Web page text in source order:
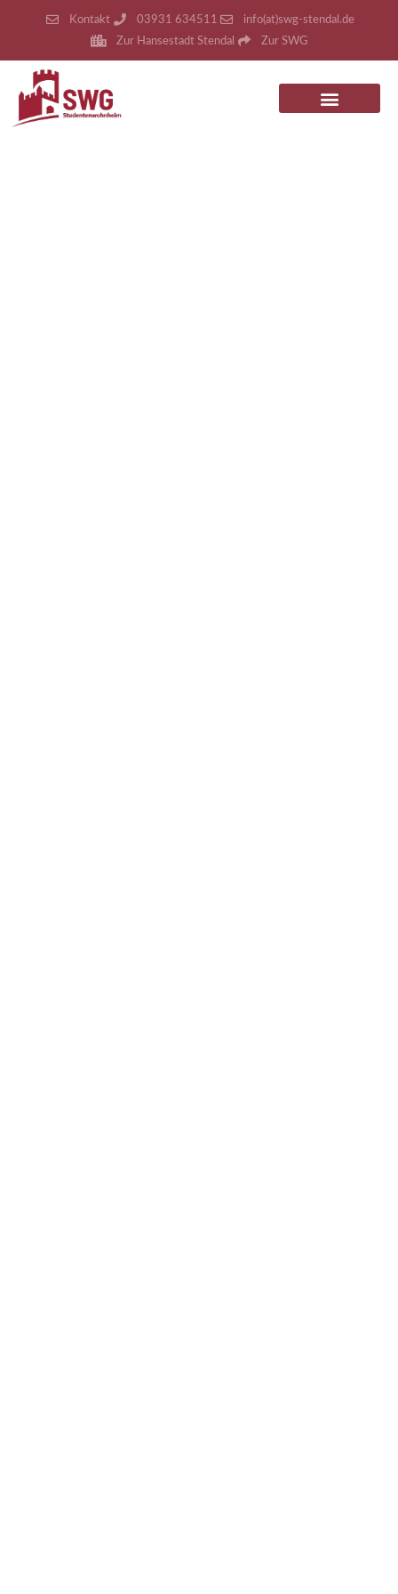
Kontakt 03931 634511
info(at)swg-stendal.de
Zur Hansestadt Stendal
Zur SWG